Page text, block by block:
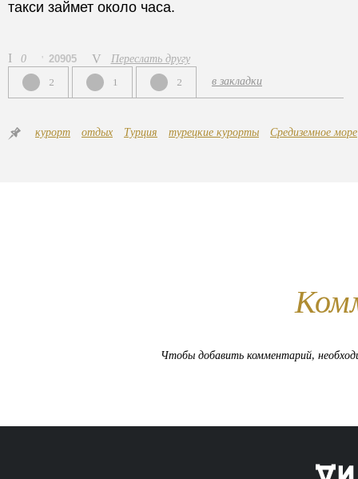
такси займет около часа.
0 20905
Переслать другу
2
1 2 в закладки
курорт отдых Турция турецкие курорты Средиземное море
Чтобы добавить комментарий,